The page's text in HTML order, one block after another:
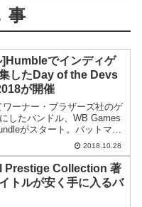
]Humbleでインディゲ
したDay of the Devs
が開催
ワーナー・ブラザーズ社のゲ
したバンドル、WB Games
がスタート。バットマン
ッドマックスを含んだ内容
2018.10.28
Prestige Collection 著
トルが安く手に入るバ